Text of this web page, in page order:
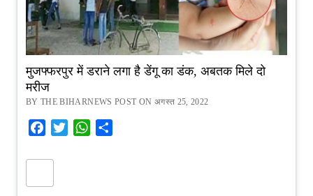
मुजफ्फरपुर में डराने लगा है डेंगू का डंक, अबतक मिले दो
मरीज
BY THE BIHARNEWS POST ON अगस्त 25, 2022
Facebook
TwitterWhatsApp